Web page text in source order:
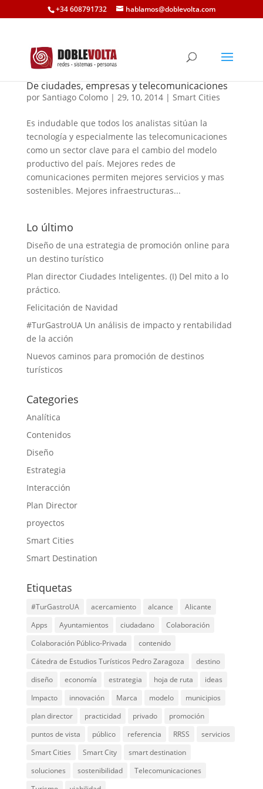
+34 608791732 hablamos@doblevolta.com
De ciudades, empresas y telecomunicaciones
por Santiago Colomo| 29, 10, 2014| Smart Cities
Es indudable que todos los analistas sitúan la
tecnología y especialmente las telecomunicaciones
como un sector clave para el cambio del modelo
productivo del país. Mejores redes de
comunicaciones permiten mejores servicios y mas
sostenibles. Mejores infraestructuras...
Lo último
Diseño de una estrategia de promoción online para
un destino turístico
Plan director Ciudades Inteligentes. (I) Del mito a lo
práctico.
Felicitación de Navidad
#TurGastroUA Un análisis de impacto y rentabilidad
de la acción
Nuevos caminos para promoción de destinos
turísticos
Categories
Analítica
Contenidos
Diseño
Estrategia
Interacción
Plan Director
proyectos
Smart Cities
Smart Destination
Etiquetas
#TurGastroUA acercamiento alcance
Alicante
Apps
Ayuntamientos ciudadano
Colaboración
Colaboración Público-Privada
contenido
Cátedra de Estudios Turísticos Pedro Zaragoza
destino
diseño
economía estrategia hoja de ruta
ideas
Impacto
innovación Marca modelo
municipios
plan director
practicidad privado
promoción
puntos de vista
público referencia RRSS
servicios
Smart Cities
Smart City
smart destination
soluciones
sostenibilidad
Telecomunicaciones